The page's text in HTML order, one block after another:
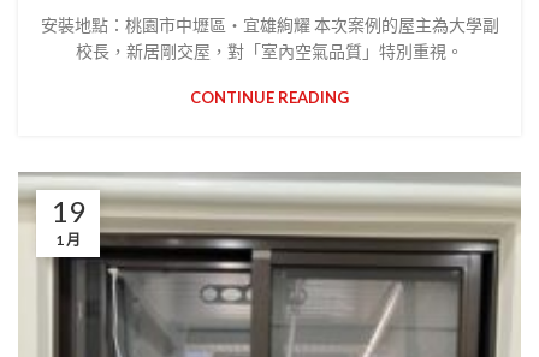
安裝地點：桃園市中壢區・宜雄絢耀 本次案例的屋主為大學副
校長，新居剛交屋，對「室內空氣品質」特別重視。
CONTINUE READING
19
1 月